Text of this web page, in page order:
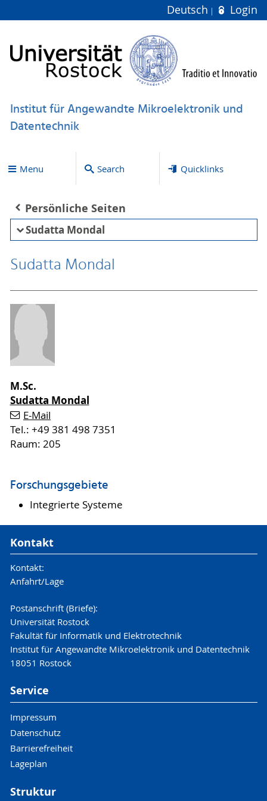
Deutsch Login
Institut für Angewandte Mikroelektronik und
Datentechnik
Menu Search Quicklinks
Persönliche Seiten
Sudatta Mondal
Sudatta Mondal
M.Sc.
Sudatta Mondal
E-Mail
Tel.: +49 381 498 7351
Raum: 205
Forschungsgebiete
Integrierte Systeme
Kontakt
Kontakt:
Anfahrt/Lage
Postanschrift (Briefe):
Universität Rostock
Fakultät für Informatik und Elektrotechnik
Institut für Angewandte Mikroelektronik und Datentechnik
18051 Rostock
Service
Impressum
Datenschutz
Barrierefreiheit
Lageplan
Struktur